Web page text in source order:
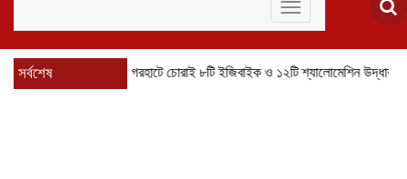
Toggle
navigation
সর্বশেষ বাগেরহাটে চোরাই ৮টি ইজিবাইক ও ১২টি শ্যালোমেশিন উদ্ধার,